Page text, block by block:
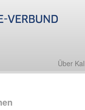
Über